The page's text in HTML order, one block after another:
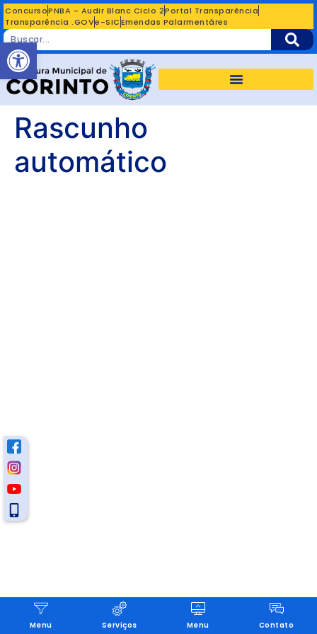
ConcursoPNBA - Audir Blanc Ciclo 2Portal Transparência
Transparência .GOVe-SICEmendas Palarmentáres
Rascunho
automático
Menu Serviços Menu Contato
Abrir a barra de ferramentas